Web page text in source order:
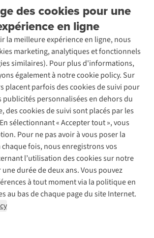
des cookies pour une
en ligne
la meilleure expérience en ligne, nous
marketing, analytiques et fonctionnels
similaires). Pour plus d'informations,
également à notre cookie policy. Sur
placent parfois des cookies de suivi pour
publicités personnalisées en dehors du
des cookies de suivi sont placés par les
sélectionnant « Accepter tout », vous
Pour ne pas avoir à vous poser la
fois, nous enregistrons vos
l’utilisation des cookies sur notre
durée de deux ans. Vous pouvez
à tout moment via la politique en
au bas de chaque page du site Internet.
d’hiver
newsletter
Suivez-nous
Politique de confidentialité
générales
Cookie Policy